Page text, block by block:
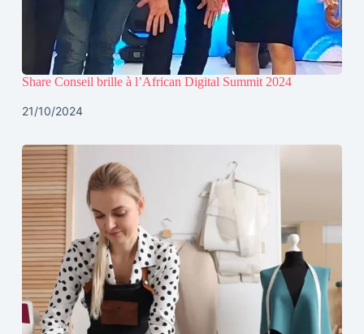
Share Conseil brille à l’African Digital Summit 2024
21/10/2024